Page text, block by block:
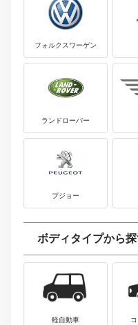
フォルクスワーゲン
ランドローバー
プジョー
ボディタイプから
軽自動車